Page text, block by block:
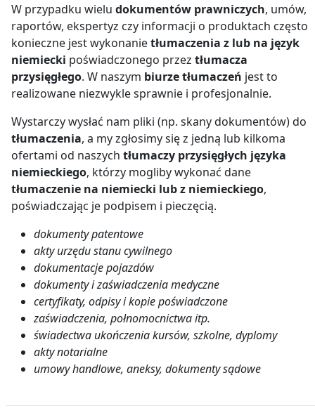
W przypadku wielu dokumentów prawniczych, umów,
raportów, ekspertyz czy informacji o produktach często
konieczne jest wykonanietłumaczenia z lub na język
niemiecki poświadczonego przez tłumacza
przysięgłego. W naszym biurze tłumaczeń jest to
realizowane niezwykle sprawnie i profesjonalnie.
Wystarczy wysłać nam pliki (np. skany dokumentów) do
tłumaczenia, a my zgłosimy się z jedną lub kilkoma
ofertami od naszych tłumaczy przysięgłych języka
niemieckiego, którzy mogliby wykonać dane
tłumaczenie na niemiecki lub z niemieckiego,
poświadczając je podpisem i pieczęcią.
dokumenty patentowe
akty urzędu stanu cywilnego
dokumentacje pojazdów
dokumenty i zaświadczenia medyczne
certyfikaty, odpisy i kopie poświadczone
zaświadczenia, połnomocnictwa itp.
świadectwa ukończenia kursów, szkolne, dyplomy
akty notarialne
umowy handlowe, aneksy, dokumenty sądowe